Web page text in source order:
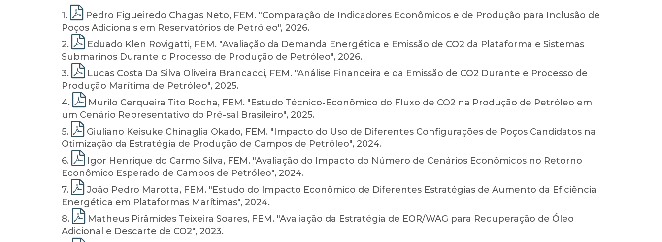
1.
Pedro Figueiredo Chagas Neto, FEM. "Comparação de Indicadores Econômicos e de Produção para Inclusão de
Poços Adicionais em Reservatórios de Petróleo", 2026.
2.
Eduado Klen Rovigatti, FEM. "Avaliação da Demanda Energética e Emissão de CO2 da Plataforma e Sistemas
Submarinos Durante o Processo de Produção de Petróleo", 2026.
3.
Lucas Costa Da Silva Oliveira Brancacci, FEM. "Análise Financeira e da Emissão de CO2 Durante e Processo de
Produção Marítima de Petróleo", 2025.
4.
Murilo Cerqueira Tito Rocha, FEM. "Estudo Técnico-Econômico do Fluxo de CO2 na Produção de Petróleo em
um Cenário Representativo do Pré-sal Brasileiro", 2025.
5.
Giuliano Keisuke Chinaglia Okado, FEM. "Impacto do Uso de Diferentes Configurações de Poços Candidatos na
Otimização da Estratégia de Produção de Campos de Petróleo", 2024.
6.
Igor Henrique do Carmo Silva, FEM. "Avaliação do Impacto do Número de Cenários Econômicos no Retorno
Econômico Esperado de Campos de Petróleo", 2024.
7.
João Pedro Marotta, FEM. "Estudo do Impacto Econômico de Diferentes Estratégias de Aumento da Eficiência
Energética em Plataformas Marítimas", 2024.
8.
Matheus Pirâmides Teixeira Soares, FEM. "Avaliação da Estratégia de EOR/WAG para Recuperação de Óleo
Adicional e Descarte de CO2", 2023.